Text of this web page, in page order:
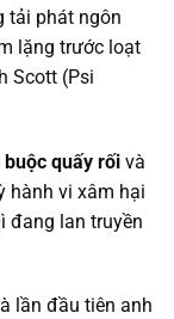
tải phát ngôn
lặng trước loạt
Scott (Psi
buộc quấy rối và
hành vi xâm hại
đang lan truyền
lần đầu tiên anh